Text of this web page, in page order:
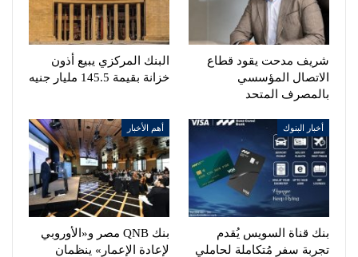
شريف مدحت يقود قطاع
الاتصال المؤسسي
بالمصرف المتحد
البنك المركزي يبيع أذون
خزانة بقيمة 145.5 مليار جنيه
أخبار البنوك
بنك قناة السويس يُقدم
تجربة سفر مُتكاملة لحاملي
أهم الأخبار
بنك QNB مصر و«الأوروبي
لإعادة الإعمار» ينظمان